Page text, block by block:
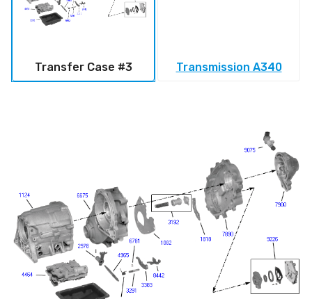
Transfer Case #3 Transmission A340